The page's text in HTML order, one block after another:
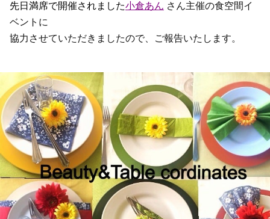
先日満席で開催されました小倉あん さ ん主催の食空間イ
ベントに
協力させていただきましたので、
ご報告いたします。